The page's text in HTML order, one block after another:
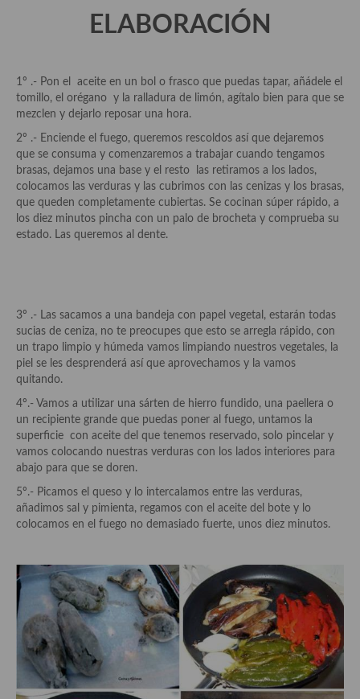
Entrantes y primeros platos
Entrantes
Gazpachos, salmorejos, sopas y cremas frías
Quínoa
Pasta
Arroces Y fideuás
Legumbres y cereales
Masas elaboradas con harina, pizzas, quiches y demás
Plato principal
Aves
Carne
Pescado y Marisco
Postres y dulces
Postres con frutas
Quesos, recetas
Salazones y encurtidos
Recetas Especiales
Recetas de Cuaresma
Recetas maridadas con los mejores AOVES
ELABORACIÓN
1º .- Pon el aceite en un bol o frasco que puedas tapar, añádele el
tomillo, el orégano y la ralladura de limón, agítalo bien para que se
mezclen y dejarlo reposar una hora.
2º .- Enciende el fuego, queremos rescoldos así que dejaremos
que se consuma y comenzaremos a trabajar cuando tengamos
brasas, dejamos una base y el resto las retiramos a los lados,
colocamos las verduras y las cubrimos con las cenizas y los brasas,
que queden completamente cubiertas. Se cocinan súper rápido, a
los diez minutos pincha con un palo de brocheta y comprueba su
estado. Las queremos al dente.
3º .- Las sacamos a una bandeja con papel vegetal, estarán todas
sucias de ceniza, no te preocupes que esto se arregla rápido, con
un trapo limpio y húmeda vamos limpiando nuestros vegetales, la
piel se les desprenderá así que aprovechamos y la vamos
quitando.
4º.- Vamos a utilizar una sárten de hierro fundido, una paellera o
un recipiente grande que puedas poner al fuego, untamos la
superficie con aceite del que tenemos reservado, solo pincelar y
vamos colocando nuestras verduras con los lados interiores para
abajo para que se doren.
5º.- Picamos el queso y lo intercalamos entre las verduras,
añadimos sal y pimienta, regamos con el aceite del bote y lo
colocamos en el fuego no demasiado fuerte, unos diez minutos.